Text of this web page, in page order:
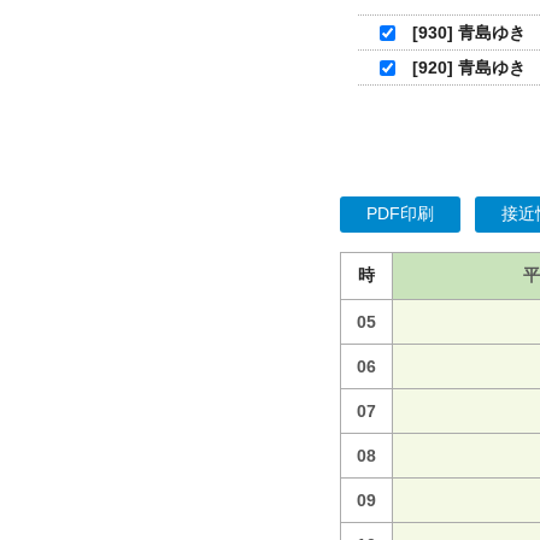
[930] 青島ゆき
[920] 青島ゆき
PDF印刷 接近
時
05
06
07
08
09